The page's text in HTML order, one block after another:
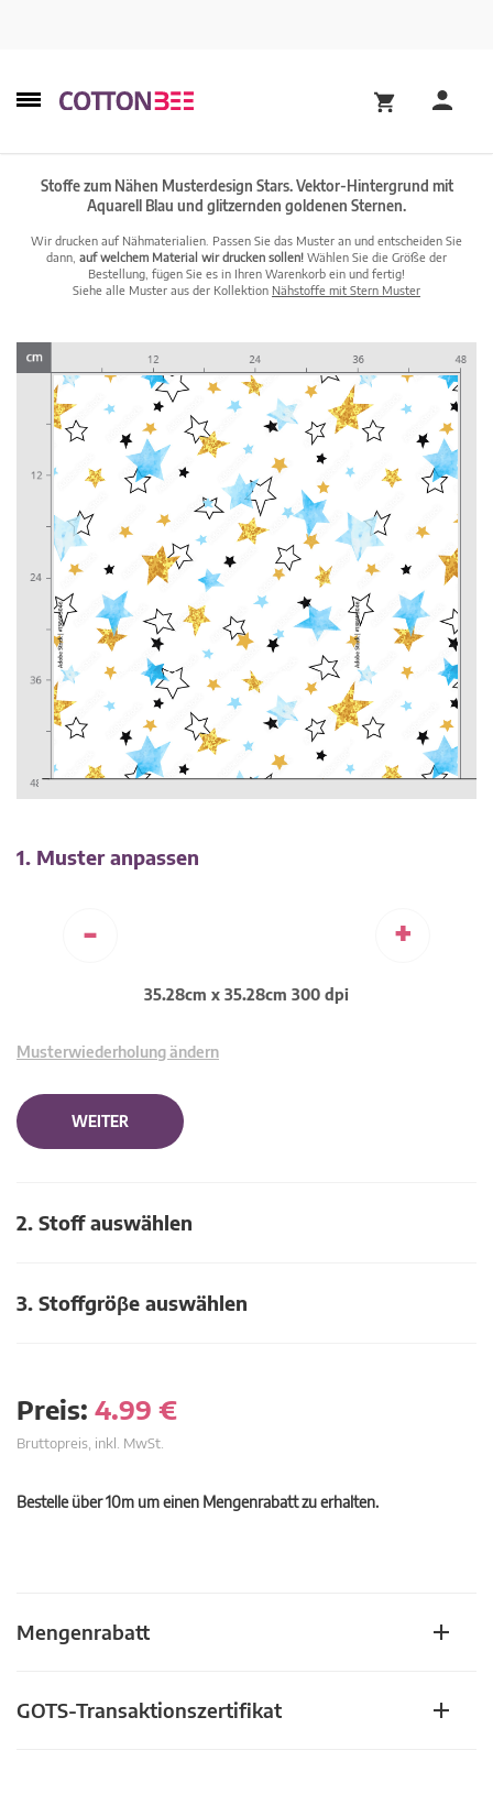
Stoffe zum Nähen Musterdesign Stars. Vektor-Hintergrund mit
Aquarell Blau und glitzernden goldenen Sternen.
Wir drucken auf Nähmaterialien. Passen Sie das Muster an und entscheiden Sie
dann, auf welchem Material wir drucken sollen! Wählen Sie die Größe der
Bestellung, fügen Sie es in Ihren Warenkorb ein und fertig!
Siehe alle Muster aus der Kollektion Nähstoffe mit Stern Muster
1. Muster anpassen
- +
35.28cm x 35.28cm 300 dpi
Musterwiederholung ändern
WEITER
2. Stoff auswählen
3. Stoffgröβe auswählen
Preis: 4.99 €
Bruttopreis, inkl. MwSt.
Bestelle über 10m um einen Mengenrabatt zu erhalten.
Mengenrabatt
GOTS-Transaktionszertifikat